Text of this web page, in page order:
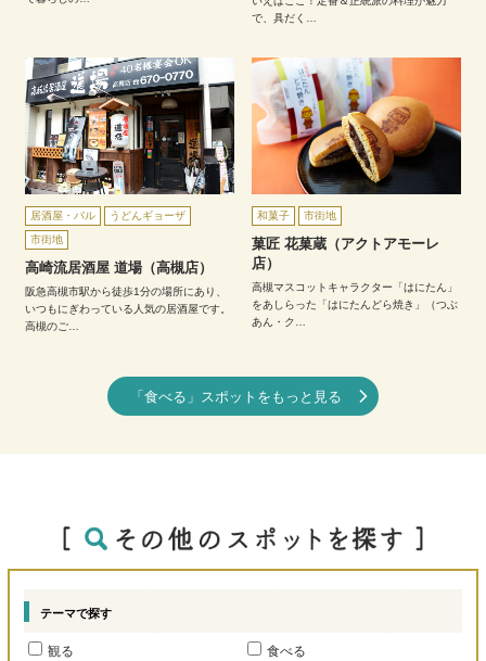
で、具だく…
居酒屋・バル
うどんギョーザ
市街地
高崎流居酒屋 道場（高槻店）
阪急高槻市駅から徒歩1分の場所にあり、
いつもにぎわっている人気の居酒屋です。
高槻のご…
和菓子 市街地
菓匠 花菓蔵（アクトアモーレ
店）
高槻マスコットキャラクター「はにたん」
をあしらった「はにたんどら焼き」（つぶ
あん・ク…
「食べる」スポットをもっと見る
テーマで探す
観る 食べる